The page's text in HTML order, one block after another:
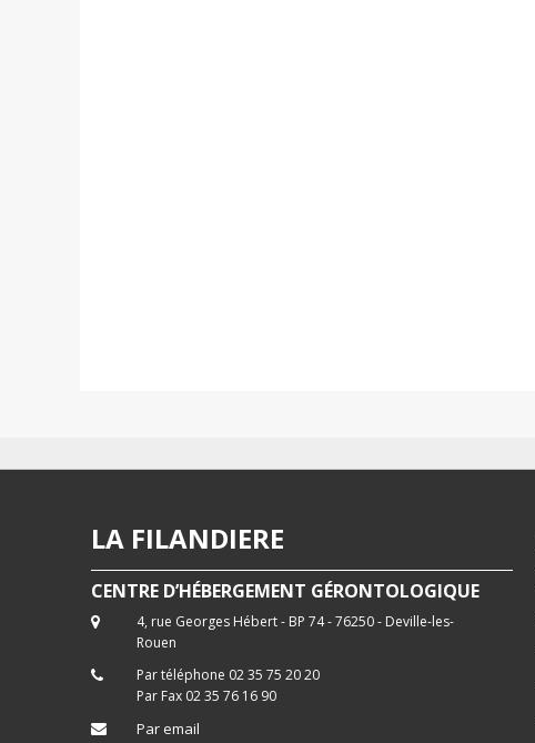
LA FILANDIERE
CENTRE D’HÉBERGEMENT GÉRONTOLOGIQUE
4, rue Georges Hébert - BP 74 - 76250 - Deville-les-
Rouen
Par téléphone 02 35 75 20 20
Par Fax 02 35 76 16 90
Par email